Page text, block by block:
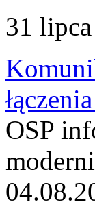
31
OSP